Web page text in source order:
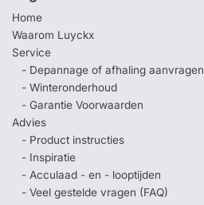
Home
Waarom Luyckx
Service
- Depannage of afhaling aanvragen
- Winteronderhoud
- Garantie Voorwaarden
Advies
- Product instructies
- Inspiratie
- Acculaad - en - looptijden
- Veel gestelde vragen (FAQ)